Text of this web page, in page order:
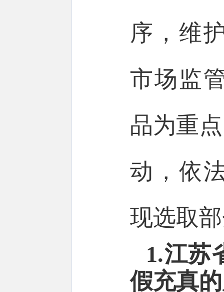
序，维
市场监
品为重
动，依
现选取
1.江苏
假充真